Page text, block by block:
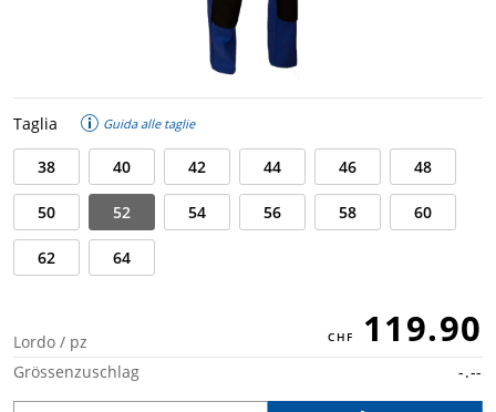
Taglia Guida alle taglie
38 40 42 44 46 48
50 52 54 56 58 60
62 64
Lordo / pz 119.90
Grössenzuschlag -.--